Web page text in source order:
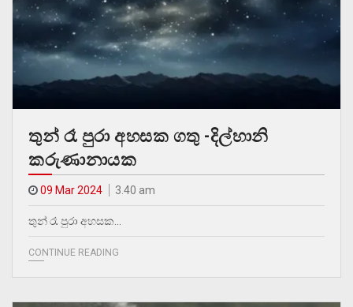
තුන් රෑ පුරා අහසක ගතු -දිල්හානි
කරුණානායක
09 Mar 2024 3.40 am
තුන් රෑ පුරා අහසක…
CONTINUE READING